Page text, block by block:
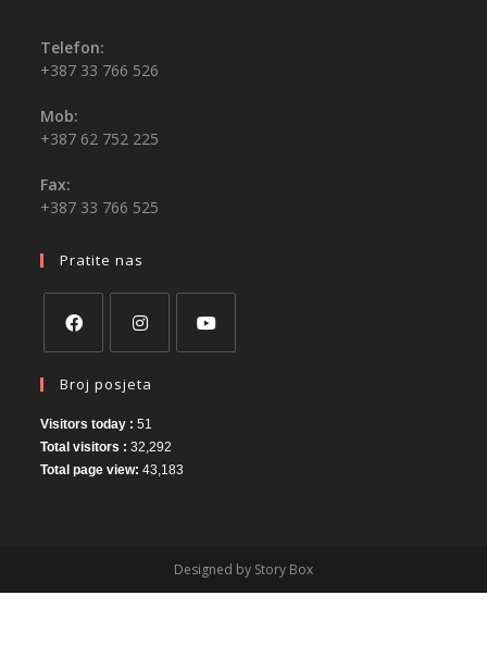
Telefon:
+387 33 766 526
Mob:
+387 62 752 225
Fax:
+387 33 766 525
Pratite nas
Broj posjeta
Visitors today :51
Total visitors :32,292
Total page view:43,183
Designed by Story Box